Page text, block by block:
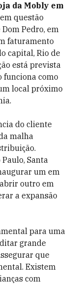
da Mobly em
questão
Pedro, em
faturamento
capital, Rio de
está prevista
funciona como
local próximo
do cliente
malha
Santa
um em
outro em
a expansão
para uma
grande
que
Existem
com